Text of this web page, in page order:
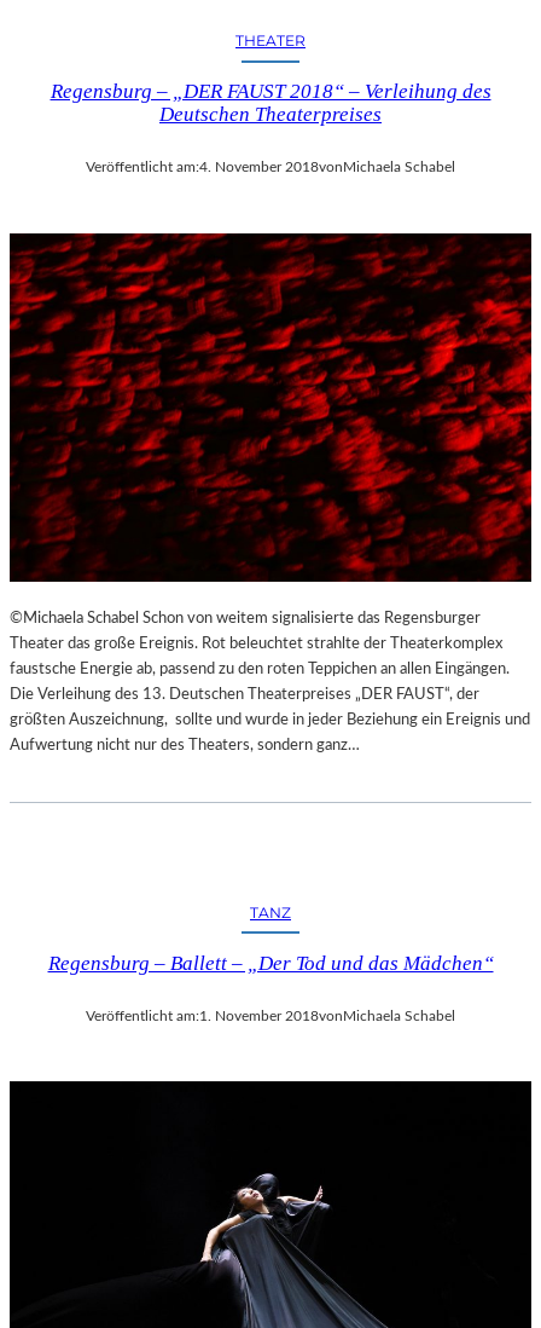
THEATER
Regensburg – „DER FAUST 2018“ – Verleihung des
Deutschen Theaterpreises
Veröffentlicht am:4. November 2018von Michaela Schabel
©Michaela Schabel Schon von weitem signalisierte das Regensburger
Theater das große Ereignis. Rot beleuchtet strahlte der Theaterkomplex
faustsche Energie ab, passend zu den roten Teppichen an allen Eingängen.
Die Verleihung des 13. Deutschen Theaterpreises „DER FAUST“, der
größten Auszeichnung, sollte und wurde in jeder Beziehung ein Ereignis und
Aufwertung nicht nur des Theaters, sondern ganz…
TANZ
Regensburg – Ballett – „Der Tod und das Mädchen“
Veröffentlicht am:1. November 2018vonMichaela Schabel